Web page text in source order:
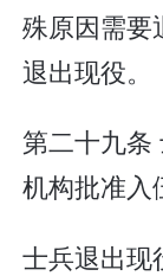
殊原因需要
退出现役。
第二十九条
机构批准入
士兵退出现